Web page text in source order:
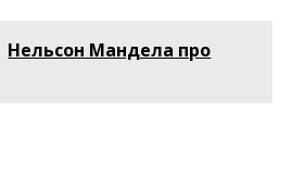
Нельсон Мандела про